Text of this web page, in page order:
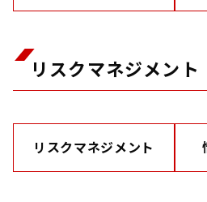
リスクマネジメント
リスクマネジメント